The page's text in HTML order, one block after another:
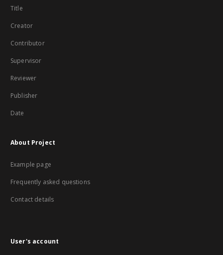
Title
Creator
Contributor
Supervisor
Reviewer
Publisher
Date
About Project
Example page
Frequently asked questions
Contact details
User's account